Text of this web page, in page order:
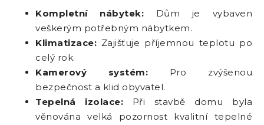
Kompletní nábytek: Dům je vybaven
veškerým potřebným nábytkem.
Klimatizace: Zajišťuje příjemnou teplotu po
celý rok.
Kamerový systém: Pro zvýšenou
bezpečnost a klid obyvatel.
Tepelná izolace: Při stavbě domu byla
věnována velká pozornost kvalitní tepelné